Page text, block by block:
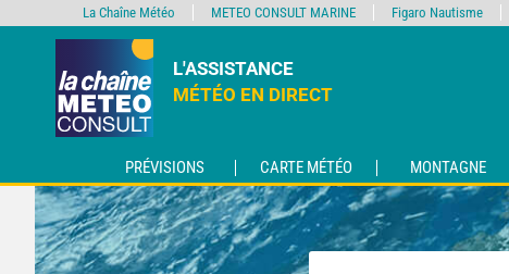
L'ASSISTANCE
MÉTÉO EN DIRECT
PRÉVISIONS CARTE MÉTÉO MONTAGNE
La Chaîne Météo METEO CONSULT MARINE Figaro Nautisme